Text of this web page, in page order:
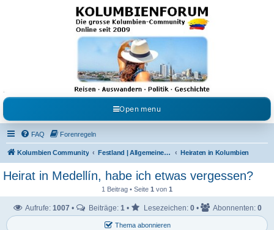
Kolumbienforum - Das
grosse Forum der
Freunde Kolumbiens
Reisen, Auswandern, Kultur, Politik, Geschichte und Visum in Kolumbien und Venezuela.
Austausch, Erfahrungen und Gemeinschaft im Kolumbienforum
Open menu
FAQ Forenregeln
Kolumbien Community Festland | Allgemeine Fragen Heiraten in Kolumbien
Heirat in Medellín, habe ich etwas vergessen?
1 Beitrag • Seite 1 von 1
Thema abonnieren
Aufrufe: 1007 • Beiträge: 1 • Lesezeichen: 0• Abonnenten: 0